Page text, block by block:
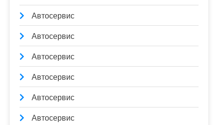
Автосервис
Автосервис
Автосервис
Автосервис
Автосервис
Автосервис